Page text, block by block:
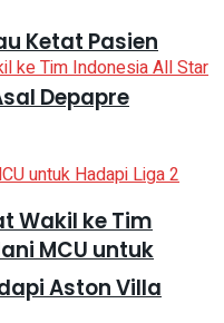
Ketat Pasien
Depapre
MCU untuk
Wakil ke Tim
Aston Villa